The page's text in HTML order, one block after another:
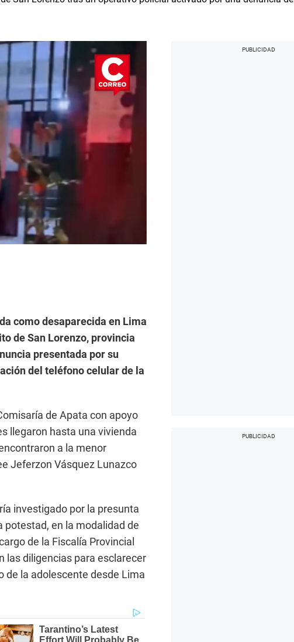
como desaparecida en Lima
de San Lorenzo, provincia
presentada por su
del teléfono celular de la
de Apata con apoyo
llegaron hasta una vivienda
a la menor
Jeferzon Vásquez Lunazco
investigado por la presunta
en la modalidad de
de la Fiscalía Provincial
las diligencias para esclarecer
de la adolescente desde Lima